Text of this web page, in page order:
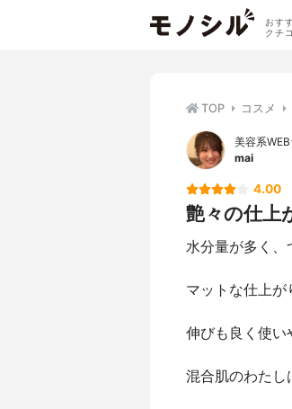
おす
クチ
TOP コスメ
美容系
mai
4.00
艶々の仕上
水分量が多く、
マットな仕上が
伸びも良く使い
混合肌のわたし